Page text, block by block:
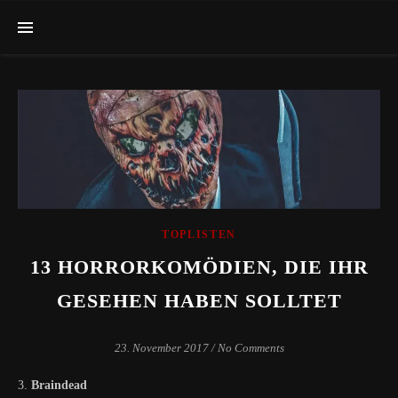
TOPLISTEN
13 HORRORKOMÖDIEN, DIE IHR
GESEHEN HABEN SOLLTET
23. November 2017 / No Comments
3. Braindead